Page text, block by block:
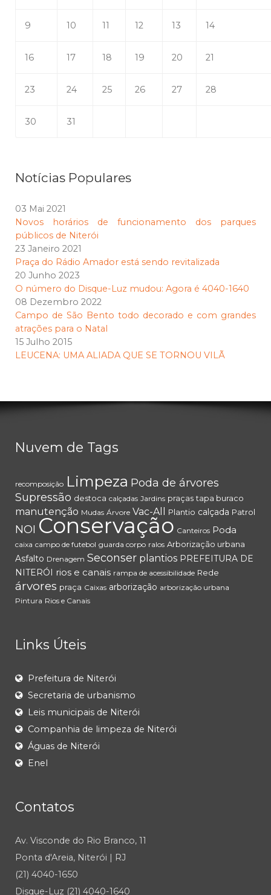
9 10 11 12 13 14
16 17 18 19 20 21
23 24 25 26 27 28
30 31
Notícias Populares
03 Mai 2021
Novos horários de funcionamento dos parques
públicos de Niterói
23 Janeiro 2021
Praça do Rádio Amador está sendo revitalizada
20 Junho 2023
O número do Disque-Luz mudou: Agora é 4040-1640
08 Dezembro 2022
Campo de São Bento todo decorado e com grandes
atrações para o Natal
15 Julho 2015
LEUCENA: UMA ALIADA QUE SE TORNOU VILÃ
Nuvem de Tags
recomposição Limpeza Poda de árvores
Supressão destoca calçadas Jardins praças tapa buraco
manutenção Mudas Árvore Vac-All Plantio calçada Patrol
NOI Conservação Canteiros Poda
caixa campo de futebol guarda corpo ralos Arborização urbana
Asfalto Drenagem Seconser plantios PREFEITURA DE
NITERÓI
rios e canais rampa de acessibilidade Rede
árvores praça Caixas arborização arborização urbana
Pintura Rios e Canais
Links Úteis
Prefeitura de Niterói
Secretaria de urbanismo
Leis municipais de Niterói
Companhia de limpeza de Niterói
Águas de Niterói
Enel
Contatos
Av. Visconde do Rio Branco, 11
Ponta d'Areia, Niterói | RJ
(21) 4040-1650
Disque-Luz (21) 4040-1640